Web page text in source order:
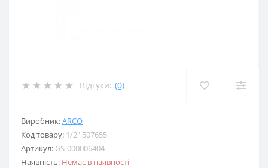
Відгуки: (0)
Виробник:ARCO
Код товару: 1/2″ 507655
Артикул: GS-000006404
Наявність: Немає в наявності